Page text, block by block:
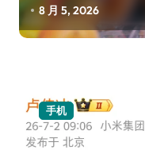
8 月 5, 2026
手机